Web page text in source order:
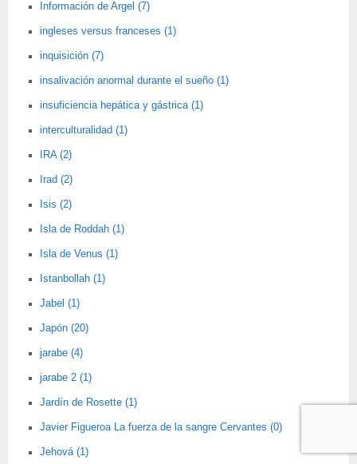
Información de Argel (7)
ingleses versus franceses (1)
inquisición (7)
insalivación anormal durante el sueño (1)
insuficiencia hepática y gástrica (1)
interculturalidad (1)
IRA (2)
Irad (2)
Isis (2)
Isla de Roddah (1)
Isla de Venus (1)
Istanbollah (1)
Jabel (1)
Japón (20)
jarabe (4)
jarabe 2 (1)
Jardín de Rosette (1)
Javier Figueroa La fuerza de la sangre Cervantes (0)
Jehová (1)